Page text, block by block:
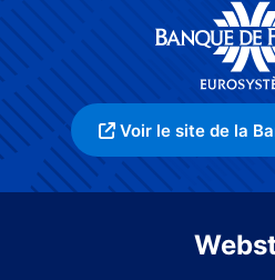
Voir le site de la